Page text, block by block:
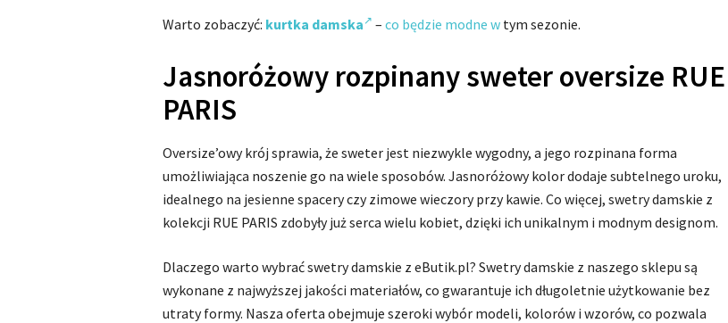
Warto zobaczyć: kurtka damska – co będzie modne w tym sezonie.
Jasnoróżowy rozpinany sweter oversize RUE
PARIS
Oversize’owy krój sprawia, że sweter jest niezwykle wygodny, a jego rozpinana forma
umożliwiająca noszenie go na wiele sposobów. Jasnoróżowy kolor dodaje subtelnego uroku,
idealnego na jesienne spacery czy zimowe wieczory przy kawie. Co więcej, swetry damskie z
kolekcji RUE PARIS zdobyły już serca wielu kobiet, dzięki ich unikalnym i modnym designom.
Dlaczego warto wybrać swetry damskie z eButik.pl? Swetry damskie z naszego sklepu są
wykonane z najwyższej jakości materiałów, co gwarantuje ich długoletnie użytkowanie bez
utraty formy. Nasza oferta obejmuje szeroki wybór modeli, kolorów i wzorów, co pozwala